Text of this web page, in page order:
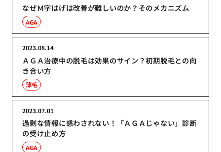
なぜＭ字はげは改善が難しいのか？そのメカニズム
AGA
ＡＧＡ治療中の脱毛は効果のサイン？初期脱毛との向
き合い方
2023.08.14
薄毛
過剰な情報に惑わされない！「ＡＧＡじゃない」診断
の受け止め方
2023.07.01
AGA